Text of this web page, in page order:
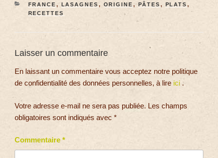
FRANCE , LASAGNES , ORIGINE , PÂTES , PLATS ,
RECETTES
Laisser un commentaire
En laissant un commentaire vous acceptez notre politique
de confidentialité des données personnelles, à lire ici .
Votre adresse e-mail ne sera pas publiée. Les champs
obligatoires sont indiqués avec *
Commentaire *